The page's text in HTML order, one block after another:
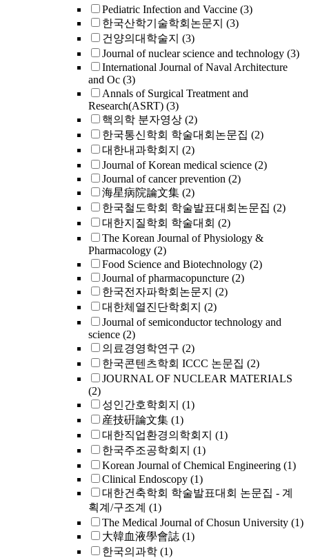
Pediatric Infection and Vaccine (3)
한국산학기술학회논문지 (3)
건양의대학술지 (3)
Journal of nuclear science and technology (3)
International Journal of Naval Architecture
and Oc (3)
Annals of Surgical Treatment and
Research(ASRT) (3)
핵의학 분자영상 (2)
한국통신학회 학술대회논문집 (2)
대한내과학회지 (2)
Journal of Korean medical science (2)
Journal of cancer prevention (2)
海星病院論文集 (2)
한국철도학회 학술발표대회논문집 (2)
대한지질학회 학술대회 (2)
The Korean Journal of Physiology &
Pharmacology (2)
Food Science and Biotechnology (2)
Journal of pharmacopuncture (2)
한국전자파학회논문지 (2)
대한체열진단학회지 (2)
Journal of semiconductor technology and
science (2)
의료경영학연구 (2)
한국콘텐츠학회 ICCC 논문집 (2)
JOURNAL OF NUCLEAR MATERIALS
(2)
성인간호학회지 (1)
産技硏論文集 (1)
대한직업환경의학회지 (1)
한국주조공학회지 (1)
Korean Journal of Chemical Engineering (1)
Clinical Endoscopy (1)
대한건축학회 학술발표대회 논문집 - 계
획계/구조계 (1)
The Medical Journal of Chosun University (1)
大韓血液學會誌 (1)
한국의과학 (1)